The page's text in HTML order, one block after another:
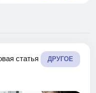
статья ДРУГОЕ